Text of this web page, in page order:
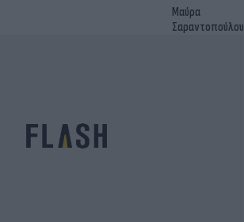
Μαύρα
Σαραντοπούλου